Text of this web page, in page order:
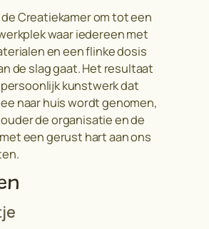
Creatiekamer om tot een
waar iedereen met
en een flinke dosis
de slag gaat. Het resultaat
kunstwerk dat
naar huis wordt genomen,
de organisatie en de
een gerust hart aan ons